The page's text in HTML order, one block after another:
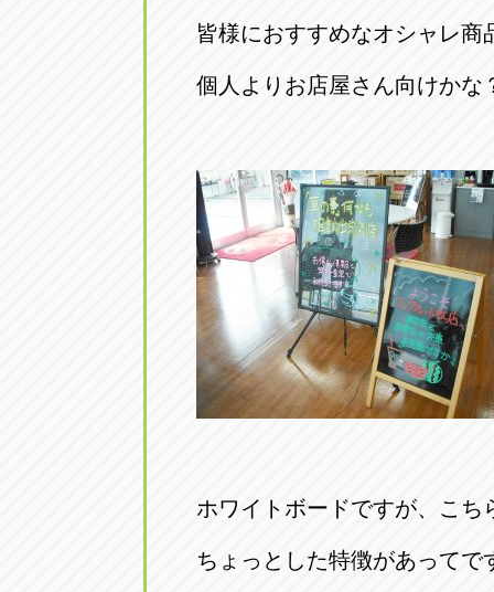
059-331-
三重県四日市市午起3丁目1番3
皆様におすすめなオシャレ商
個人よりお店屋さん向けかな
ホワイトボードですが、こち
ちょっとした特徴があってで